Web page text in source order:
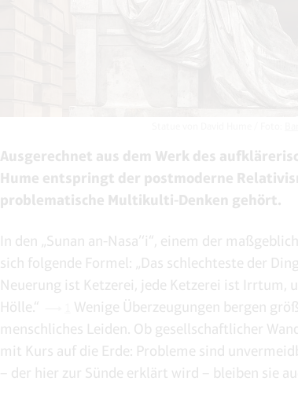
Ausgerechnet aus dem Werk des
Hume entspringt der postmoderne
problematische Multikulti-Denken gehört.
In den „Sunan an-Nasa’‘i“, einem der
sich folgende Formel: „Das schlechteste der
Neuerung ist Ketzerei, jede Ketzerei ist Irrtum,
Hölle.“
Wenige Überzeugungen bergen
menschliches Leiden. Ob gesellschaftlicher
mit Kurs auf die Erde: Probleme sind
– der hier zur Sünde erklärt wird – bleiben sie